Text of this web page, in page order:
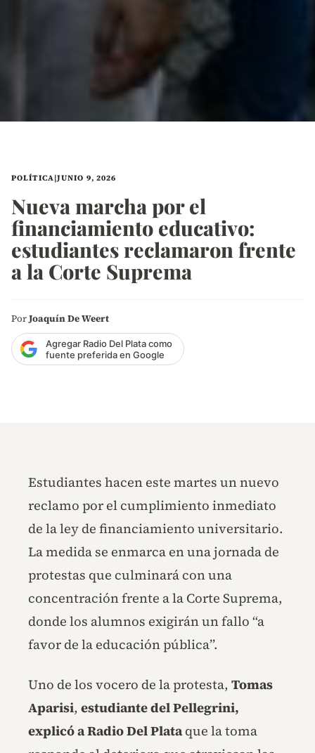
POLÍTICA|JUNIO 9, 2026
Nueva marcha por el
financiamiento educativo:
estudiantes reclamaron frente
a la Corte Suprema
PorJoaquín De Weert
Agregar Radio Del Plata como
fuente preferida en Google
Estudiantes hacen este martes un nuevo
reclamo por el cumplimiento inmediato
de la ley de financiamiento universitario.
La medida se enmarca en una jornada de
protestas que culminará con una
concentración frente a la Corte Suprema,
donde los alumnos exigirán un fallo “a
favor de la educación pública”.
Uno de los vocero de la protesta, Tomas
Aparisi, estudiante del Pellegrini,
explicó a Radio Del Plataque la toma